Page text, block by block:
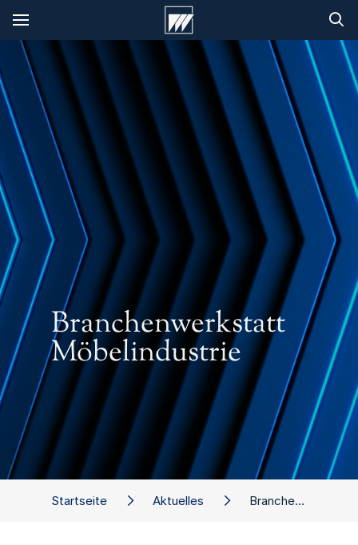
Startseite Aktuelles Branchenwerkstatt Möbelindustrie
Branchenwerkstatt
Möbelindustrie